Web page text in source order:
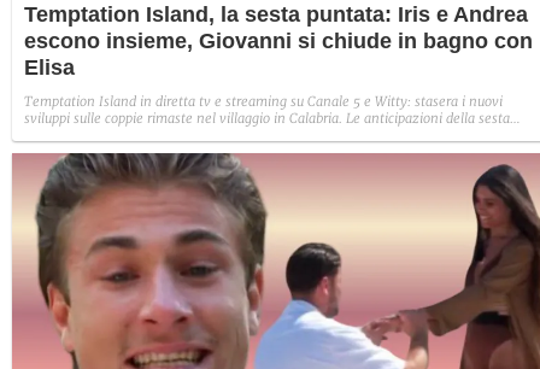
Temptation Island, la sesta puntata: Iris e Andrea
escono insieme, Giovanni si chiude in bagno con
Elisa
Temptation Island in diretta tv e streaming su Canale 5 e Witty: stasera i nuovi
sviluppi sulle coppie rimaste nel villaggio in Calabria. Le anticipazioni della sesta
Sabrina rifiuta il falò con Giovanni e si avvicina a Lory.